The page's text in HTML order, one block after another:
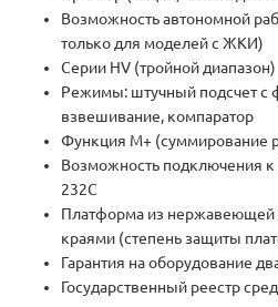
Возможность автономной
только для моделей с ЖКИ)
Серии HV (тройной диапазон)
Режимы: штучный подсчет с
взвешивание, компаратор
Функция М+ (суммирование
Возможность подключения к
232C
Платформа из нержавеющей
краями (степень защиты
Гарантия на оборудование
Государственный реестр